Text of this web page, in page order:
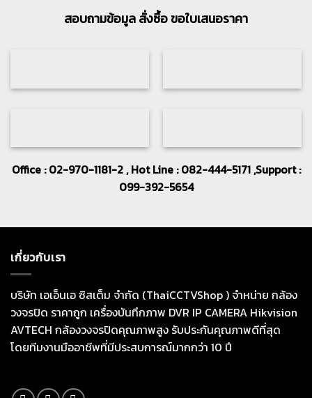
สอบถามข้อมูล สั่งซื้อ ขอใบเสนอราคา
Office : 02-970-1181-2 , Hot Line : 082-444-5171 ,Support :
099-392-5654
เกี่ยวกับเรา
บริษัท เอเอ็นเอ ซิสเต็ม จำกัด (ThaiCCTVShop ) จำหน่าย กล้อง
วงจรปิด ราคาถูก เครื่องบันทึกภาพ DVR IP CAMERA Hikvision
AVTECH กล้องวงจรปิดคุณภาพสูง รับประกันคุณภาพดีที่สุด
โดยทีมงานมืออาชีพที่มีประสบการณ์มากกว่า 10 ปี